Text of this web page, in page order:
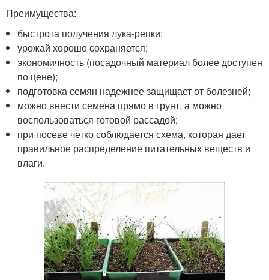
Преимущества:
быстрота получения лука-репки;
урожай хорошо сохраняется;
экономичность (посадочный материал более доступен
по цене);
подготовка семян надежнее защищает от болезней;
можно внести семена прямо в грунт, а можно
воспользоваться готовой рассадой;
при посеве четко соблюдается схема, которая дает
правильное распределение питательных веществ и
влаги.